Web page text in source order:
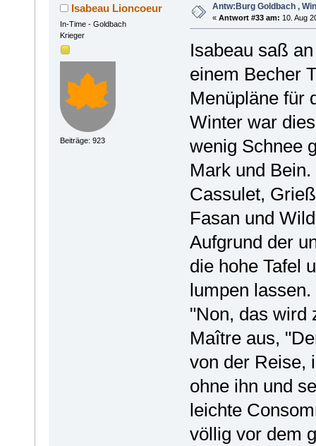
Isabeau Lioncoeur
In-Time - Goldbach
Krieger
Beiträge: 923
Antw:Burg Goldbach ,
« Antwort #33 am: 10. Aug
Isabeau saß
einem Becher
Menüpläne für
Winter war
wenig Schnee
Mark und
Cassulet,
Fasan und
Aufgrund der
die hohe Tafel
lumpen lassen.
"Non, das wird
Maître aus,
von der Reise,
ohne ihn und
leichte
völlig vor dem